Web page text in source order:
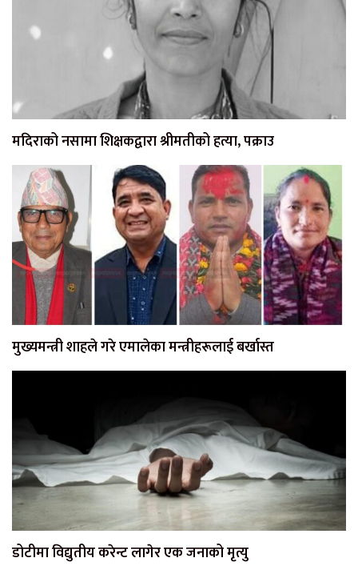
मदिराको नसामा शिक्षकद्वारा श्रीमतीको हत्या, पक्राउ
मुख्यमन्त्री शाहले गरे एमालेका मन्त्रीहरूलाई बर्खास्त
डोटीमा विद्युतीय करेन्ट लागेर एक जनाको मृत्यु